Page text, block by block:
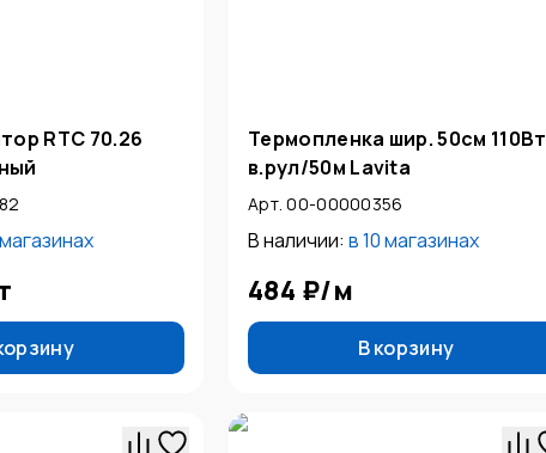
RTC 70.26
Термопленка шир. 50см 110Вт
в.рул/50м Lavita
Арт. 00-00000356
В наличии: в10 магазинах
484 ₽/м
В корзину